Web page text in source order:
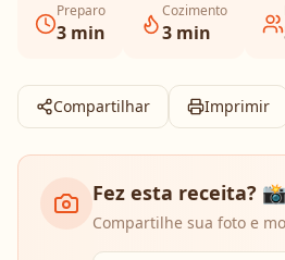
Preparo
3 min
Cozimento
3 min
Compartilhar Imprimir
Fez esta receita? 📸
Compartilhe sua foto e